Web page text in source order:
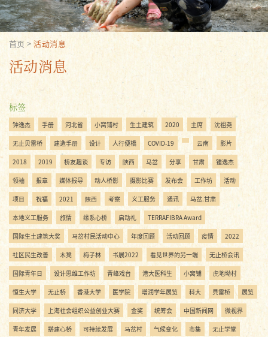
首页 >活动消息
活动消息
标签
钟逸杰 手册 河北省 小窝铺村 生土建筑 2020 主席 沈祖尧
无止贝雷桥 建造手册 设计 人行便橋 COVID-19 云南 影片
2018 2019 桥友趣谈 专访 陝西 马岔 分享 甘肃 锺逸杰
领袖 报章 媒体报导 动人桥影 摄影比赛 发布会 工作坊 活动
项目 祝福 2021 陜西 考察 义工服务 通讯 马岔.甘肃
本地义工服务 旅情 缘系心桥 启动礼 TERRAFIBRA Award
国际生土建筑大奖 马岔村民活动中心 年度回顾 活动回顾 疫情 2022
社区民生改善 木凳 梅子林 书展2022 看见世界的另一端 无止桥会讯
国际青年日 设计思维工作坊 青峰戏台 港大医科生 小窝铺 虎地坳村
恒生大学 无止桥 香港大学 医学院 增润学年展览 科大 貝雷桥 展览
同济大学 上海社会组织公益创业大赛 金奖 统筹会 中国新闻网 微视界
青年发展 搭建心桥 可持续发展 马岔村 气候变化 市集 无止学堂